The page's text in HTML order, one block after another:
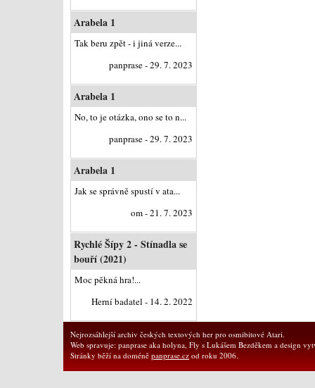
Arabela 1
Tak beru zpět - i jiná verze...
panprase - 29. 7. 2023
Arabela 1
No, to je otázka, ono se to n...
panprase - 29. 7. 2023
Arabela 1
Jak se správně spustí v ata...
om - 21. 7. 2023
Rychlé Šípy 2 - Stínadla se
bouří (2021)
Moc pěkná hra!...
Herní badatel - 14. 2. 2022
Nejrozsáhlejší archiv českých textových her pro osmibitové Atari.
Web spravuje: panprase aka holyna, Fly s Lukášem Bezděkem a design
Stránky běží na doméně panprase.cz od roku 2006.